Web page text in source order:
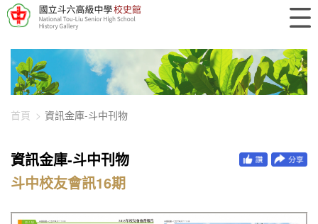
448-1242
首頁 資訊金庫-斗中刊物
資訊金庫-斗中刊物
斗中校友會訊16期